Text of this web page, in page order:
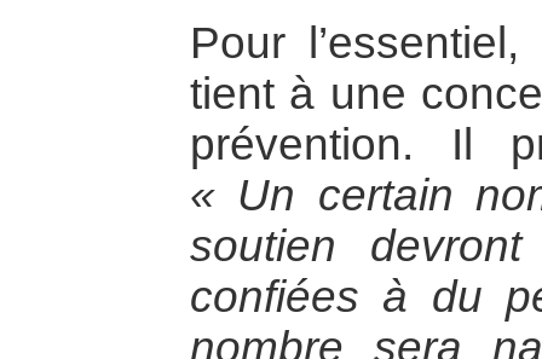
Pour
tient à une
prévention. Il
« Un certain
soutien
confiées à du
nombre sera